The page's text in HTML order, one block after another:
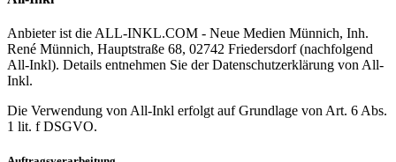
Anbieter ist die ALL-INKL.COM - Neue Medien Münnich, Inh.
René Münnich, Hauptstraße 68, 02742 Friedersdorf (nachfolgend
All-Inkl). Details entnehmen Sie der Datenschutzerklärung von All-
Inkl.
Die Verwendung von All-Inkl erfolgt auf Grundlage von Art. 6 Abs.
1 lit. f DSGVO.